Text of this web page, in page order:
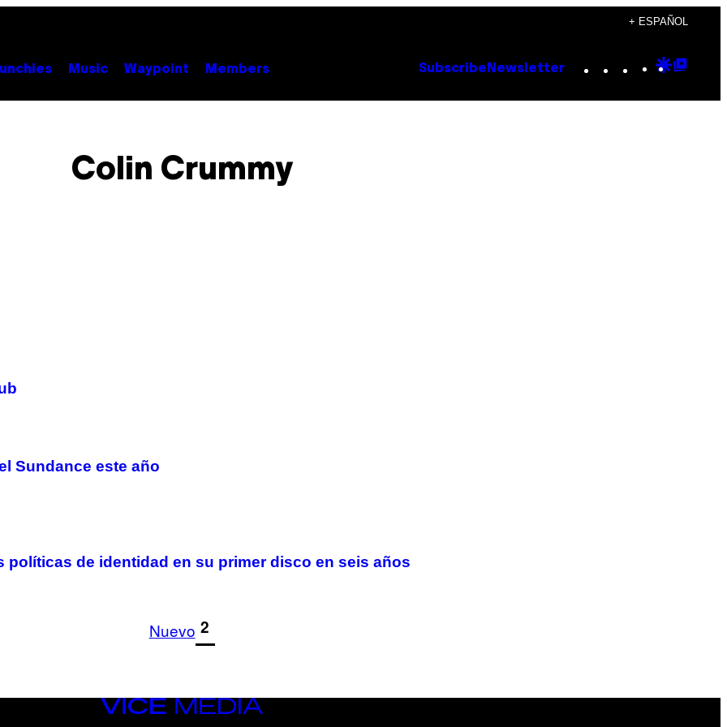
+ ESPAÑOL
Music Waypoint Members Subscribe Newsletter Instagram
TikTok
YouTube
Google
Colin Crummy
Sundance este año
de identidad en su primer disco en seis años
Nuevo 1
2
VICE